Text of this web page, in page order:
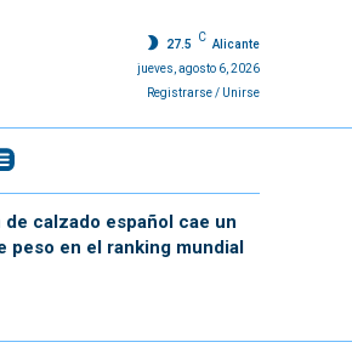
27.5
C
Alicante
jueves, agosto 6, 2026
Registrarse / Unirse
calzado español cae un
peso en el ranking mundial